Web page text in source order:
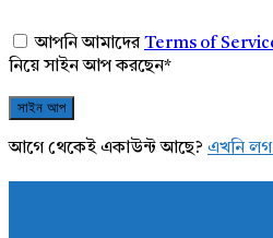
আপনি আমাদেরTerms of
নিয়ে সাইন আপ করছেন*
আগে থেকেই একাউন্ট আছে? এখনি